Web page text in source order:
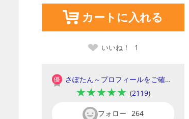
カートに入れる
いいね！ 1
さぽたん～プロフィールをご確認ください～
★★★★★ (2119)
フォロー 264